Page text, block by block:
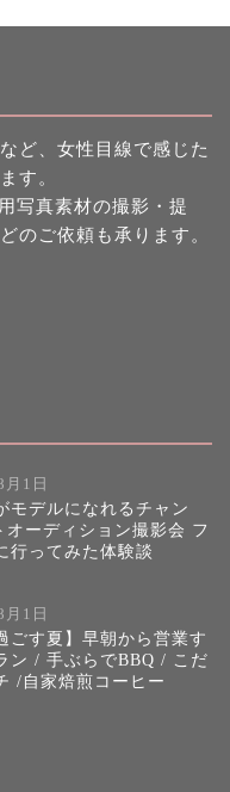
ど、女性目線で感じた
す。
写真素材の撮影・提
のご依頼も承ります。
1日
モデルになれるチャン
オーディション撮影会 フ
行ってみた体験談
1日
ごす夏】早朝から営業す
ン / 手ぶらでBBQ / こだ
/自家焙煎コーヒー